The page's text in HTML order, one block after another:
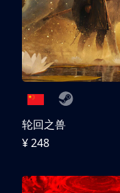
轮回之兽
¥ 248